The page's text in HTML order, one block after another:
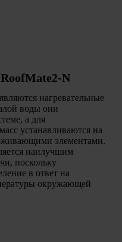
N
нагревательные
воды они
а для
устанавливаются на
элементами.
наилучшим
поскольку
в ответ на
окружающей